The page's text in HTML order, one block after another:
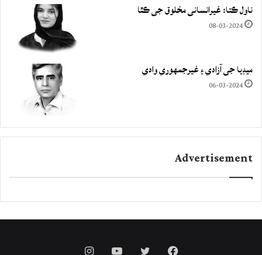
ناول ڪتا: غيرانساني مخلوق جي ڪٿا
08-03-2024
ميڊيا جي آزادي ۽ غيرجمھوري وادي
06-03-2024
Advertisement
Facebook
Twitter
YouTube